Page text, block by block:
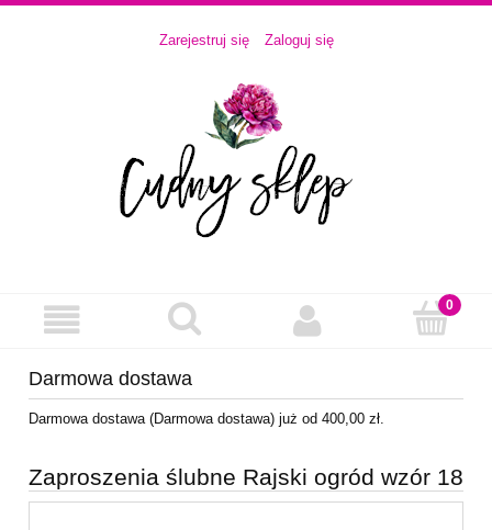
Zarejestruj się Zaloguj się
Darmowa dostawa
Darmowa dostawa (Darmowa dostawa) już od 400,00 zł.
Zaproszenia ślubne Rajski ogród wzór 18